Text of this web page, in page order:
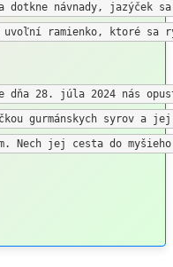
dotkne návnady,
uvoľní ramienko, ktoré sa
že dňa 28. júla 2024 nás
gurmánskych syrov
Nech jej cesta do